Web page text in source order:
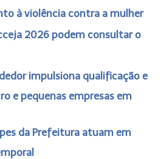
à violência contra a mulher
2026 podem consultar o
impulsiona qualificação e
e pequenas empresas em
da Prefeitura atuam em